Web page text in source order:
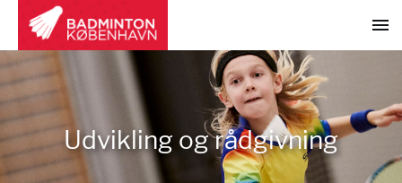
Udvikling og rådgivning